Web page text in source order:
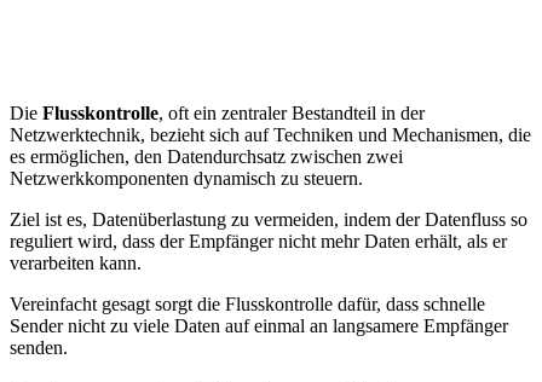
Die Flusskontrolle, oft ein zentraler Bestandteil in der
Netzwerktechnik, bezieht sich auf Techniken und Mechanismen, die
es ermöglichen, den Datendurchsatz zwischen zwei
Netzwerkkomponenten dynamisch zu steuern.
Ziel ist es, Datenüberlastung zu vermeiden, indem der Datenfluss so
reguliert wird, dass der Empfänger nicht mehr Daten erhält, als er
verarbeiten kann.
Vereinfacht gesagt sorgt die Flusskontrolle dafür, dass schnelle
Sender nicht zu viele Daten auf einmal an langsamere Empfänger
senden.